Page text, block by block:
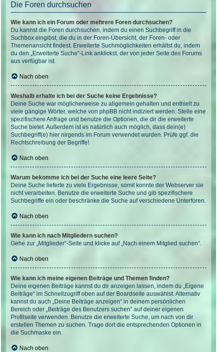
Die Foren durchsuchen
Wie kann ich ein Forum oder mehrere Foren durchsuchen?
Du kannst die Foren durchsuchen, indem du einen Suchbegriff in die
Suchbox eingibst, die du in der Foren-Übersicht, der Foren- oder
Themenansicht findest. Erweiterte Suchmöglichkeiten erhältst du, indem
du den „Erweiterte Suche“-Link anklickst, der von jeder Seite des Forums
aus verfügbar ist.
Nach oben
Weshalb erhalte ich bei der Suche keine Ergebnisse?
Deine Suche war möglicherweise zu allgemein gehalten und enthielt zu
viele gängige Wörter, welche von phpBB nicht indiziert werden. Stelle eine
spezifischere Anfrage und benutze die Optionen, die dir die erweiterte
Suche bietet. Außerdem ist es natürlich auch möglich, dass dein(e)
Suchbegriff(e) hier nirgends im Forum verwendet wurden. Prüfe ggf. die
Rechtschreibung der Begriffe!
Nach oben
Warum bekomme ich bei der Suche eine leere Seite?
Deine Suche lieferte zu viele Ergebnisse, somit konnte der Webserver sie
nicht verarbeiten. Benutze die erweiterte Suche und gib spezifischere
Suchbegriffe ein oder beschränke die Suche auf verschiedene Unterforen.
Nach oben
Wie kann ich nach Mitgliedern suchen?
Gehe zur „Mitglieder“-Seite und klicke auf „Nach einem Mitglied suchen“.
Nach oben
Wie kann ich meine eigenen Beiträge und Themen finden?
Deine eigenen Beiträge kannst du dir anzeigen lassen, indem du „Eigene
Beiträge“ im Schnellzugriff oben auf der Boardseite auswählst. Alternativ
kannst du auch „Deine Beiträge anzeigen“ in deinem persönlichen
Bereich oder „Beiträge des Benutzers suchen“ auf deiner eigenen
Profilseite verwenden. Benutze die erweiterte Suche, um nach von dir
erstellen Themen zu suchen. Trage dort die entsprechenden Optionen in
die Suchmaske ein.
Nach oben